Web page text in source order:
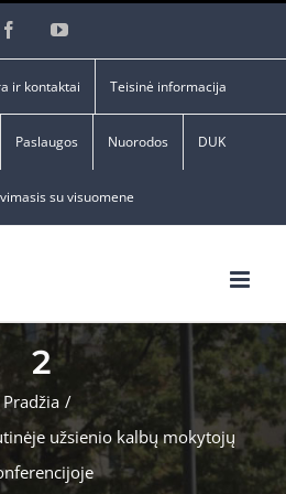
FacebookYouTube
ir kontaktai Teisinė informacija
Paslaugos Nuorodos DUK
su visuomene
2
Pradžia /
užsienio kalbų mokytojų